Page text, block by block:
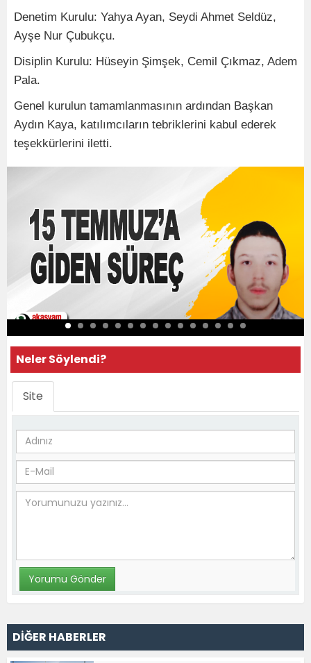
Denetim Kurulu: Yahya Ayan, Seydi Ahmet Seldüz,
Ayşe Nur Çubukçu.
Disiplin Kurulu: Hüseyin Şimşek, Cemil Çıkmaz, Adem
Pala.
Genel kurulun tamamlanmasının ardından Başkan
Aydın Kaya, katılımcıların tebriklerini kabul ederek
teşekkürlerini iletti.
Neler Söylendi?
Site
DİĞER HABERLER